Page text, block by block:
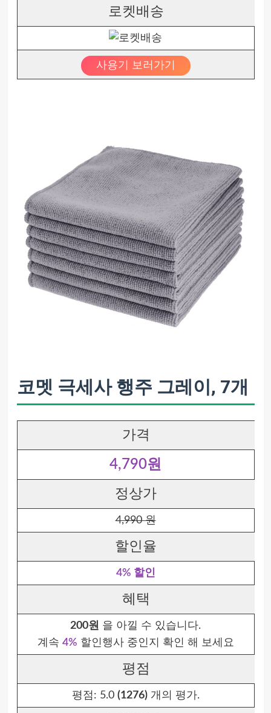
로켓배송
사용기 보러가기
코멧 극세사 행주 그레이, 7개
가격
4,790원
정상가
4,990 원
할인율
4% 할인
혜택
200원 을 아낄 수 있습니다.
계속 4% 할인행사 중인지 확인 해 보세요
평점
평점: 5.0 (1276)개의 평가.